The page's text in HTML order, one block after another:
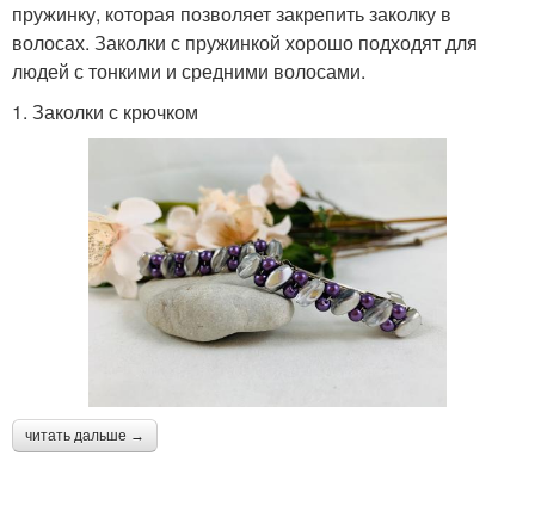
пружинку, которая позволяет закрепить заколку в
волосах. Заколки с пружинкой хорошо подходят для
людей с тонкими и средними волосами.
1. Заколки с крючком
читать дальше →